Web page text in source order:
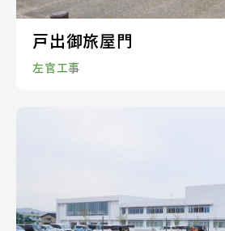
戸出御旅屋門
左官工事